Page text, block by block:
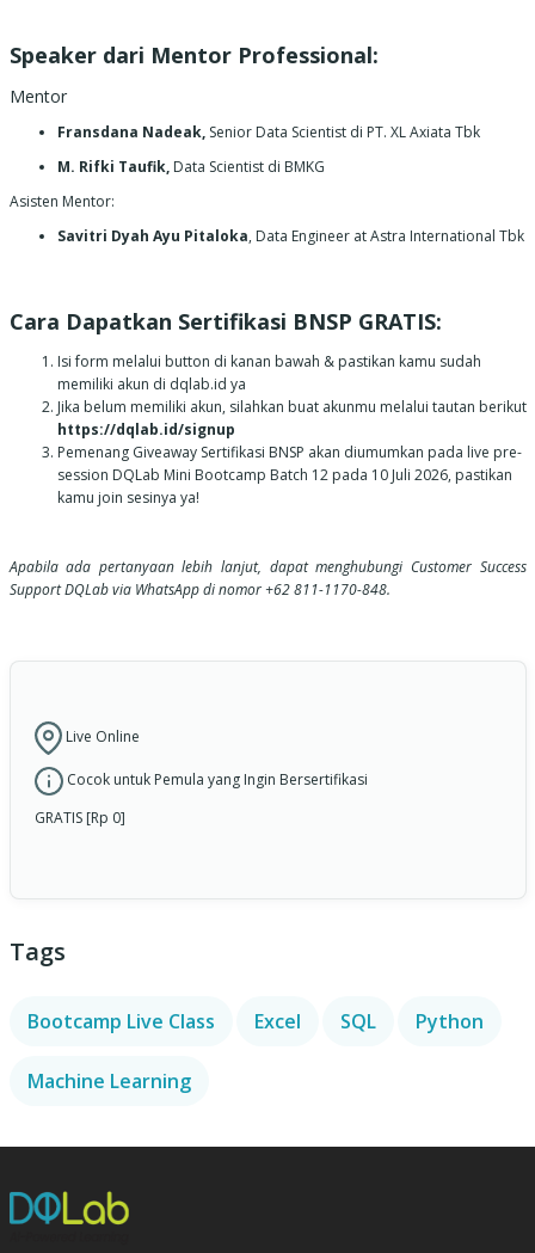
Speaker dari Mentor Professional:
Mentor
Fransdana Nadeak, Senior Data Scientist di PT. XL Axiata Tbk
M. Rifki Taufik,Data Scientist di BMKG
Asisten Mentor:
Savitri Dyah Ayu Pitaloka, Data Engineer at Astra International Tbk
Cara Dapatkan Sertifikasi BNSP GRATIS:
Isi form melalui button di kanan bawah & pastikan kamu sudah
memiliki akun di dqlab.id ya
Jika belum memiliki akun, silahkan buat akunmu melalui tautan berikut
https://dqlab.id/signup
Pemenang Giveaway Sertifikasi BNSP akan diumumkan pada live pre-
session DQLab Mini Bootcamp Batch 12 pada 10 Juli 2026, pastikan
kamu join sesinya ya!
Apabila ada pertanyaan lebih lanjut, dapat menghubungi Customer Success
Support DQLab via WhatsApp di nomor +62 811-1170-848.
Live Online
Cocok untuk Pemula yang Ingin Bersertifikasi
GRATIS [Rp 0]
Tags
Bootcamp Live Class Excel SQL Python
Machine Learning